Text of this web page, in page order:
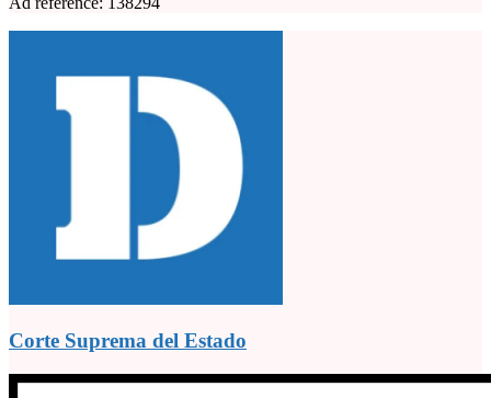
Corte Suprema del Estado